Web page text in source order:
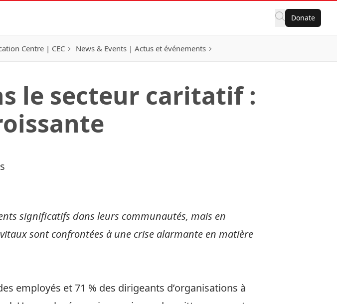
Donate
Centre | CEC News & Events | Actus et événements
le secteur caritatif :
significatifs dans leurs communautés, mais en
sont confrontées à une crise alarmante en matière
employés et 71 % des dirigeants d’organisations à